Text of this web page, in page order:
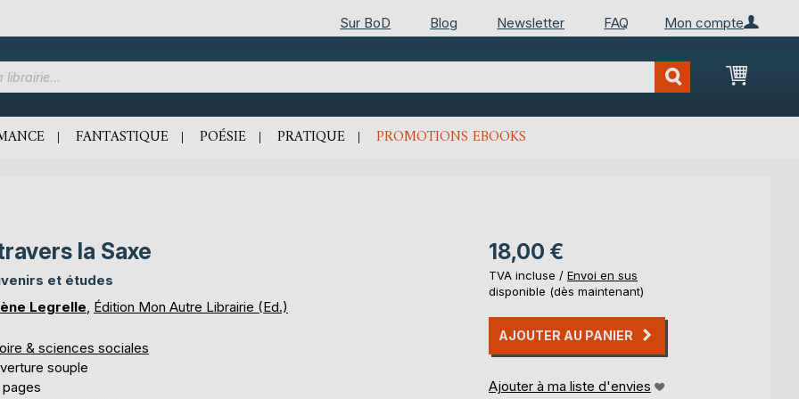
Mon compte
Sur BoD Blog Newsletter FAQ
Mon
FANTASTIQUE POÉSIE PRATIQUE PROMOTIONS EBOOKS
la Saxe
et études
Legrelle, Édition Mon Autre Librairie (Ed.)
& sciences sociales
souple
18,00 €
TVA incluse / Envoi en sus
disponible (dès maintenant)
AJOUTER AU PANIER
Ajouter à ma liste d'envies